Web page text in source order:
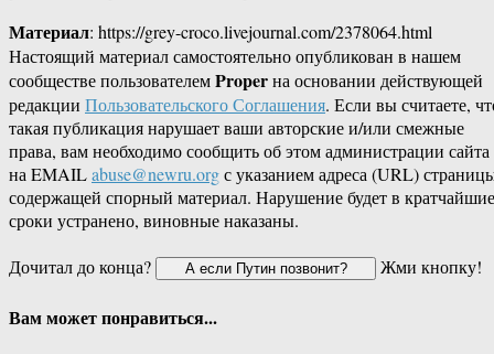
Материал: https://grey-croco.livejournal.com/2378064.html
Настоящий материал самостоятельно опубликован в нашем
сообществе пользователемProperна основании действующей
редакции Пользовательского Соглашения. Если вы считаете,
такая публикация нарушает ваши авторские и/или смежные
права, вам необходимо сообщить об этом администрации сайта
на EMAILabuse@newru.orgс указанием адреса (URL)
содержащей спорный материал. Нарушение будет в кратчайшие
сроки устранено, виновные наказаны.
Дочитал до конца?
Жми кнопку!
Вам может понравиться...